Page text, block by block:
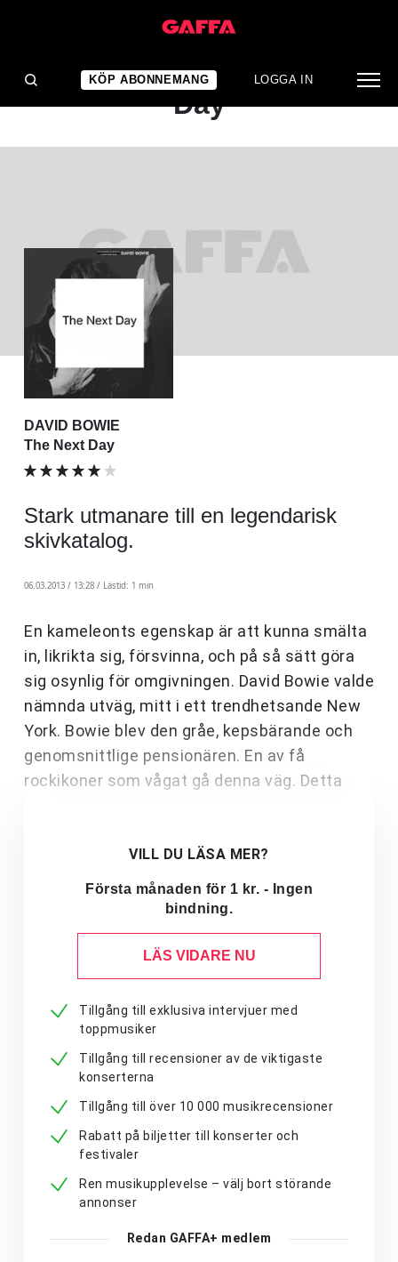
KÖP ABONNEMANG LOGGA IN
ALBUMRECENSION
David Bowie: The Next
Day
DAVID BOWIE
The Next Day
Stark utmanare till en legendarisk
skivkatalog.
06.03.2013 / 13:28 / Lästid: 1 min
En kameleonts egenskap är att kunna smälta
in, likrikta sig, försvinna, och på så sätt göra
sig osynlig för omgivningen. David Bowie valde
nämnda utväg, mitt i ett trendhetsande New
York. Bowie blev den gråe, kepsbärande och
genomsnittlige pensionären. En av få
rockikoner som vågat gå denna väg. Detta
VILL DU LÄSA MER?
Första månaden för 1 kr. - Ingen
bindning.
LÄS VIDARE NU
Tillgång till exklusiva intervjuer med
toppmusiker
Tillgång till recensioner av de viktigaste
konserterna
Tillgång till över 10 000 musikrecensioner
Rabatt på biljetter till konserter och
festivaler
Ren musikupplevelse – välj bort störande
annonser
Redan GAFFA+ medlem